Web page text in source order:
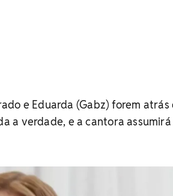
e Eduarda (Gabz) forem atrás
a verdade, e a cantora assumirá